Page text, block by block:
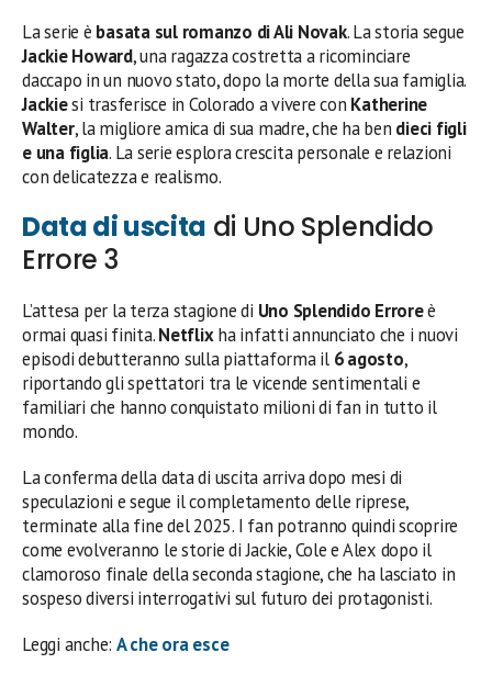
La serie è basata sul romanzo di Ali Novak. La storia segue
Jackie Howard, una ragazza costretta a ricominciare
daccapo in un nuovo stato, dopo la morte della sua famiglia.
Jackiesi trasferisce in Colorado a vivere con Katherine
Walter, la migliore amica di sua madre, che ha ben dieci figli
e una figlia. La serie esplora crescita personale e relazioni
con delicatezza e realismo.
Data di uscita di Uno Splendido
Errore 3
L’attesa per la terza stagione di Uno Splendido Erroreè
ormai quasi finita.Netflixha infatti annunciato che i nuovi
episodi debutteranno sulla piattaforma il 6 agosto,
riportando gli spettatori tra le vicende sentimentali e
familiari che hanno conquistato milioni di fan in tutto il
mondo.
La conferma della data di uscita arriva dopo mesi di
speculazioni e segue il completamento delle riprese,
terminate alla fine del 2025. I fan potranno quindi scoprire
come evolveranno le storie di Jackie, Cole e Alex dopo il
clamoroso finale della seconda stagione, che ha lasciato in
sospeso diversi interrogativi sul futuro dei protagonisti.
Leggi anche: A che ora esce